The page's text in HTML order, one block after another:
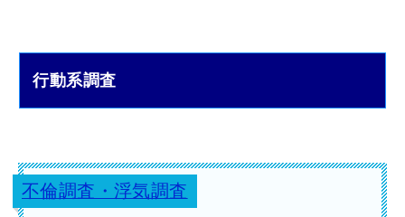
行動系調査
不倫調査・浮気調査